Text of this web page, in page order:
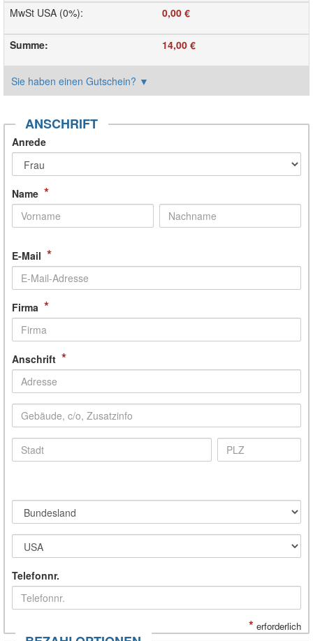
MwSt USA (0%): 0,00 €
Summe: 14,00 €
Sie haben einen Gutschein? ▼
ANSCHRIFT
Anrede
Name *
E-Mail *
Firma *
Anschrift *
Telefonnr.
* erforderlich